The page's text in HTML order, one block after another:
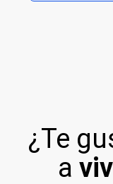
¿Te
a